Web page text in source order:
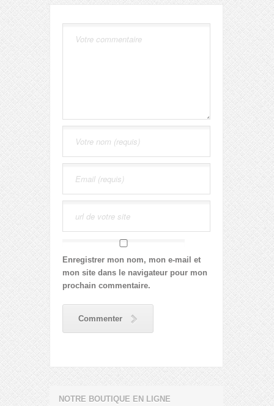
Enregistrer mon nom, mon e-mail et
mon site dans le navigateur pour mon
prochain commentaire.
Commenter
NOTRE BOUTIQUE EN LIGNE